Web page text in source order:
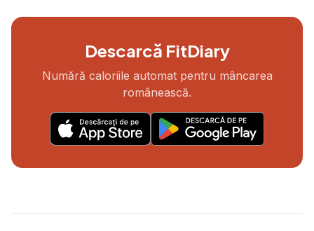
Descarcă FitDiary
Numără caloriile automat pentru mâncarea
românească.